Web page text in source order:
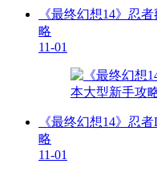
《最终幻想14》忍
略
11-01
《最终幻想14》忍
略
11-01